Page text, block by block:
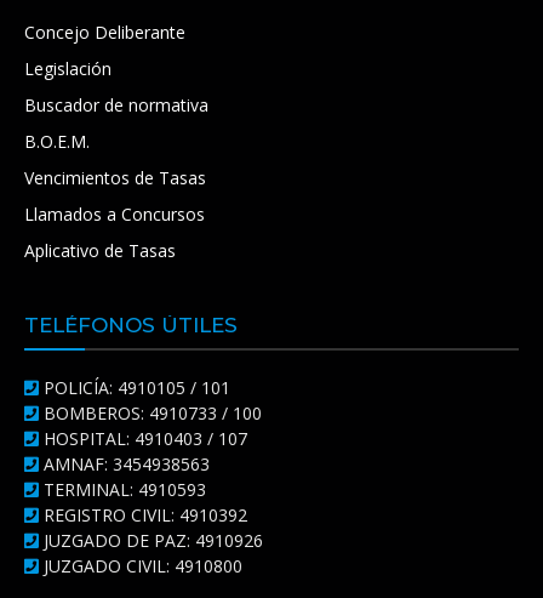
Concejo Deliberante
Legislación
Buscador de normativa
B.O.E.M.
Vencimientos de Tasas
Llamados a Concursos
Aplicativo de Tasas
TELÉFONOS ÚTILES
POLICÍA: 4910105 / 101
BOMBEROS: 4910733 / 100
HOSPITAL: 4910403 / 107
AMNAF: 3454938563
TERMINAL: 4910593
REGISTRO CIVIL: 4910392
JUZGADO DE PAZ: 4910926
JUZGADO CIVIL: 4910800